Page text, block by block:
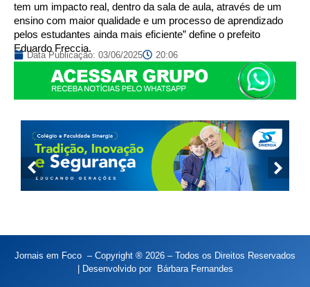
tem um impacto real, dentro da sala de aula, através de um
ensino com maior qualidade e um processo de aprendizado
pelos estudantes ainda mais eficiente” define o prefeito
Eduardo Freccia.
Data Publicação: 03/06/2025 20:06
Jornais em Foco – Copyright ® 2026 – Todos os Direitos Reservados
| Desenvolvido por
Bárbara Fernandes